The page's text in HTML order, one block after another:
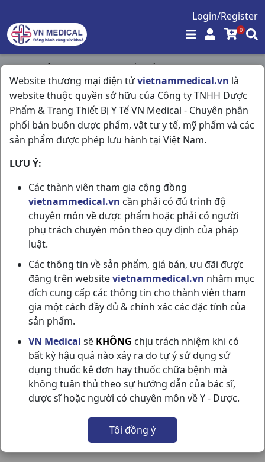
Login/Register
0
Website thương mại điện tửvietnammedical.vn là
website thuộc quyền sở hữu của Công ty TNHH Dược
Phẩm & Trang Thiết Bị Y Tế VN Medical - Chuyên phân
phối bán buôn dược phẩm, vật tư y tế, mỹ phẩm và các
sản phẩm được phép lưu hành tại Việt Nam.
LƯU Ý:
Các thành viên tham gia cộng đồng
vietnammedical.vn cần phải có đủ trình độ
chuyên môn về dược phẩm hoặc phải có người
phụ trách chuyên môn theo quy định của pháp
luật.
Các thông tin về sản phẩm, giá bán, ưu đãi được
đăng trên websitevietnammedical.vn nhằm mục
đích cung cấp các thông tin cho thành viên tham
gia một cách đầy đủ & chính xác các đặc tính của
sản phẩm.
VN Medical sẽ KHÔNG chịu trách nhiệm khi có
bất kỳ hậu quả nào xảy ra do tự ý sử dụng sử
dụng thuốc kê đơn hay thuốc chữa bệnh mà
không tuân thủ theo sự hướng dẫn của bác sĩ,
dược sĩ hoặc người có chuyên môn về Y - Dược.
Tôi đồng ý
Trang chủ / Vitamin & Thuốc Bổ /
Farzincol H100v Pharmedic
FARZINCOL H100V PHARMEDIC
NSX:Pharmedic
Nhóm hàng:Vitamin & Thuốc Bổ,
Chia sẻ qua mạng xã hội: